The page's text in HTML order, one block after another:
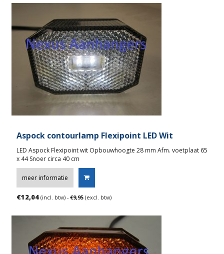
Aspock contourlamp Flexipoint LED Wit
LED Aspock Flexipoint wit Opbouwhoogte 28 mm Afm. voetplaat 65
x 44 Snoer circa 40 cm
meer informatie
€12,04 (incl. btw) - €9,95(excl. btw)